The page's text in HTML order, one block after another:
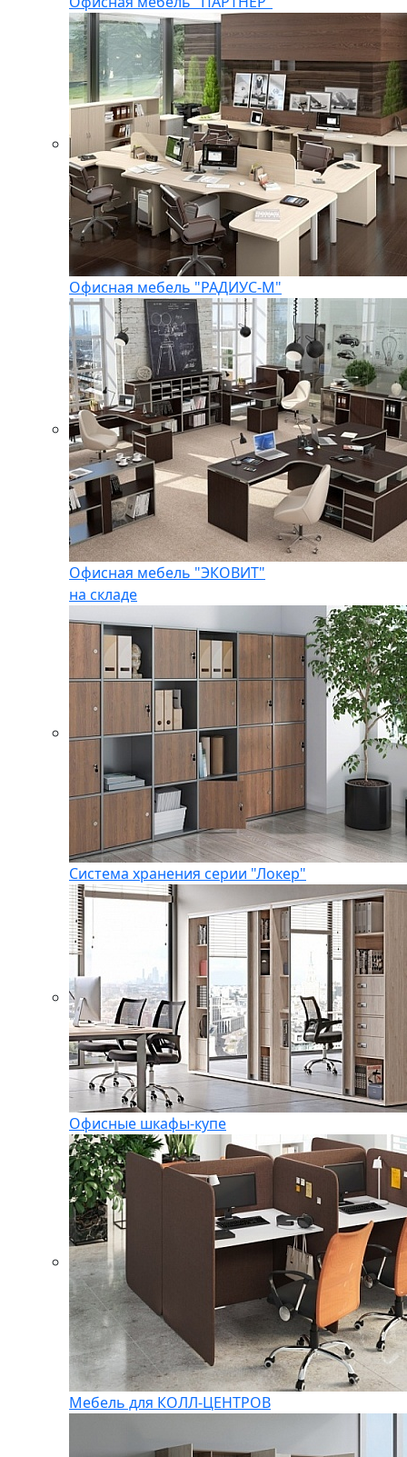
Офисная мебель "РАДИУС-М"
Офисная мебель "ЭКОВИТ"
на складе
Система хранения серии "Локер"
Офисные шкафы-купе
Мебель для КОЛЛ-ЦЕНТРОВ